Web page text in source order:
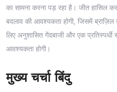
का सामना करना पड़ रहा है। जीत हासिल
बदलाव की आवश्यकता होगी, जिसमें
लिए अनुशासित गेंदबाजी और एक
आवश्यकता होगी।
मुख्य चर्चा बिंदु